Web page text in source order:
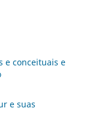
e conceituais e
e suas